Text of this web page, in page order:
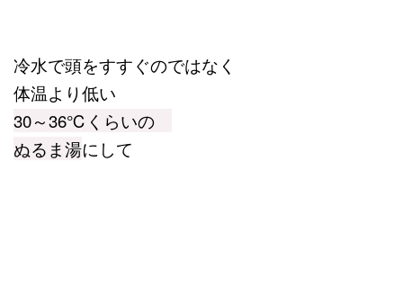
冷水で頭をすすぐのではなく
体温より低い
30～36℃くらいの
ぬるま湯にして